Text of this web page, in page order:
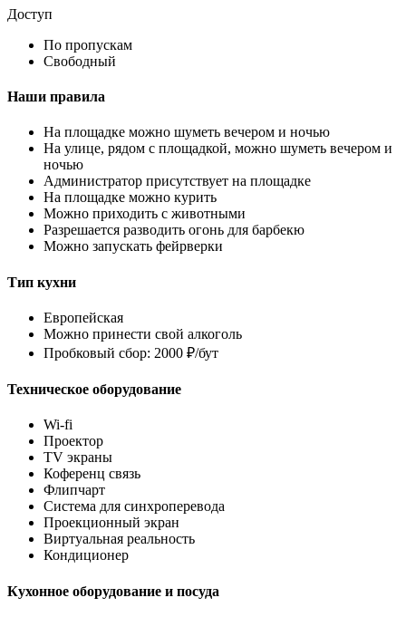
Доступ
По пропускам
Свободный
Наши правила
На площадке можно шуметь вечером и ночью
На улице, рядом с площадкой, можно шуметь вечером и
ночью
Администратор присутствует на площадке
На площадке можно курить
Можно приходить с животными
Разрешается разводить огонь для барбекю
Можно запускать фейрверки
Тип кухни
Европейская
Можно принести свой алкоголь
Пробковый сбор: 2000 ₽/бут
Техническое оборудование
Wi-fi
Проектор
TV экраны
Коференц связь
Флипчарт
Система для синхроперевода
Проекционный экран
Виртуальная реальность
Кондиционер
Кухонное оборудование и посуда